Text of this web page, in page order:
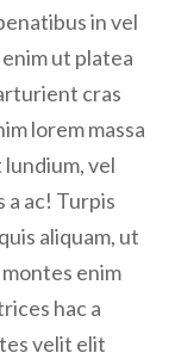
in vel
ut platea
cras
lorem massa
vel
a ac! Turpis
aliquam, ut
enim
hac a
velit elit